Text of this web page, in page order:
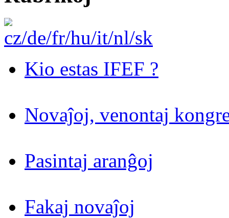
Kio estas IFEF ?
Novaĵoj, venontaj
Pasintaj aranĝoj
Fakaj novaĵoj